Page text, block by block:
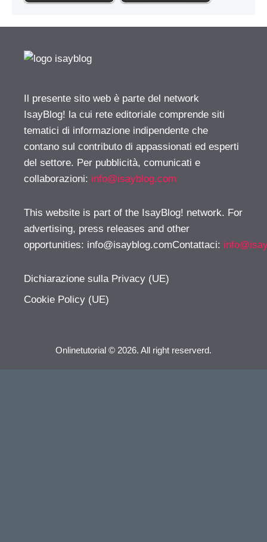
Il presente sito web è parte del network
IsayBlog! la cui rete editoriale comprende siti
tematici di informazione indipendente che
contano sul contributo di appassionati ed esperti
del settore. Per pubblicità, comunicati e
collaborazioni: info@isayblog.com
This website is part of the IsayBlog! network. For
advertising, press releases and other
opportunities: info@isayblog.comContattaci:
Dichiarazione sulla Privacy (UE)
Cookie Policy (UE)
Onlinetutorial © 2026. All right reserverd.